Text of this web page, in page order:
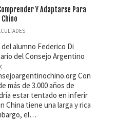
Y Adaptarse Para
alumno Federico Di
del Consejo Argentino
Con
más de 3.000 años de
estar tentado en inferir
China tiene una larga y rica
el…